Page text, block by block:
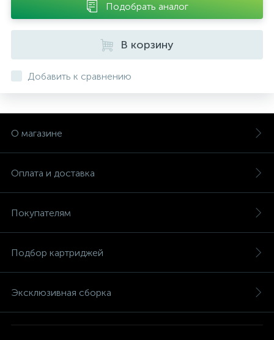
Подобрать аналог
В корзину
Добавить к сравнению
О магазине
Оплата и доставка
Покупателям
Подбор картриджей
Эксклюзивная сборка